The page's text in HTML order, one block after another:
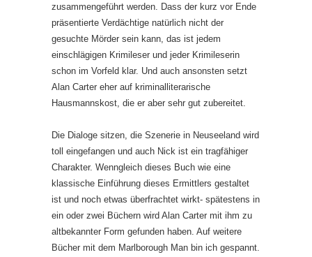
zusammengeführt werden. Dass der kurz vor Ende
präsentierte Verdächtige natürlich nicht der
gesuchte Mörder sein kann, das ist jedem
einschlägigen Krimileser und jeder Krimileserin
schon im Vorfeld klar. Und auch ansonsten setzt
Alan Carter eher auf kriminalliterarische
Hausmannskost, die er aber sehr gut zubereitet.
Die Dialoge sitzen, die Szenerie in Neuseeland wird
toll eingefangen und auch Nick ist ein tragfähiger
Charakter. Wenngleich dieses Buch wie eine
klassische Einführung dieses Ermittlers gestaltet
ist und noch etwas überfrachtet wirkt- spätestens in
ein oder zwei Büchern wird Alan Carter mit ihm zu
altbekannter Form gefunden haben. Auf weitere
Bücher mit dem Marlborough Man bin ich gespannt.